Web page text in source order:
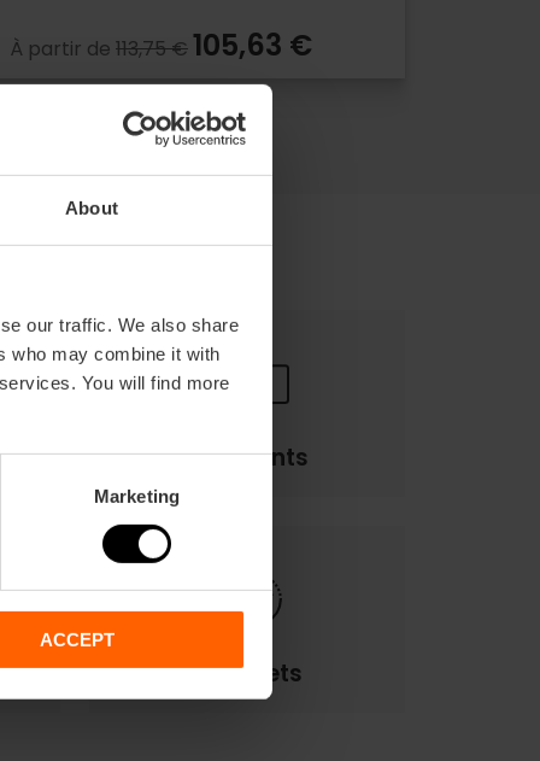
About
our traffic. We also share
who may combine it with
You will find more
Marketing
ACCEPT
À partir de 113,75 €105,63 €
Paiements
E-Tickets